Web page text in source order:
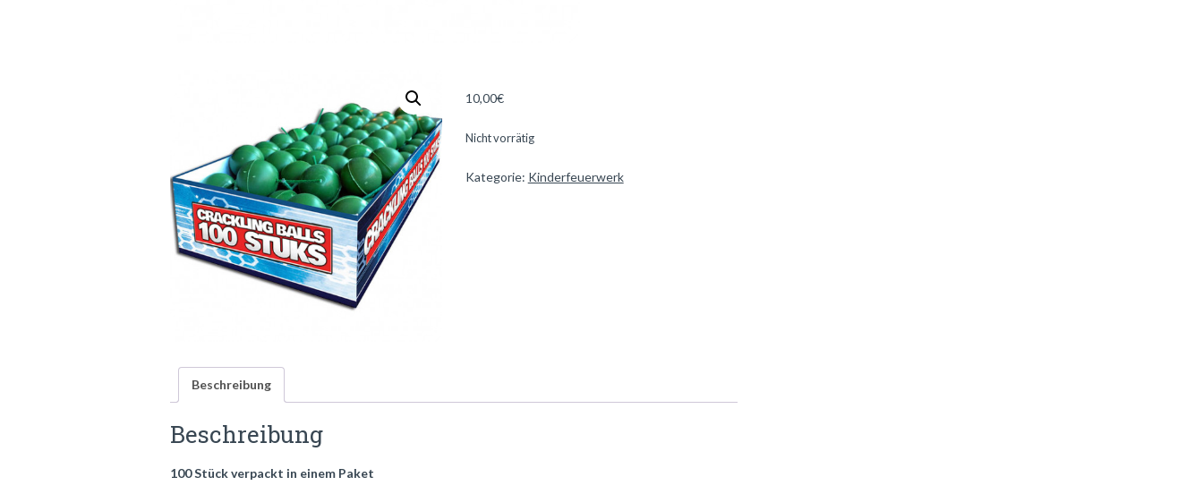
10,00€
Nicht vorrätig
Kategorie: Kinderfeuerwerk
Beschreibung
Beschreibung
100 Stück verpackt in einem Paket